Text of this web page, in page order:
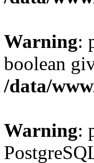
Warning:
boolean
/data/
Warning: